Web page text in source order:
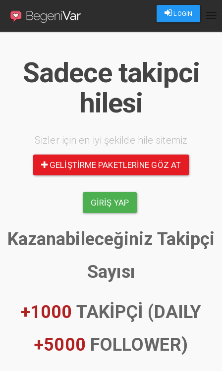
LOGIN
Sadece takipci
hilesi
Sizler için en iyi şekilde hile sitemiz
GELIŞTIRME PAKETLERINE GÖZ AT
GIRIŞ YAP
Kazanabileceğiniz Takipçi
Sayısı
+1000 TAKİPÇİ (DAILY
+5000 FOLLOWER)